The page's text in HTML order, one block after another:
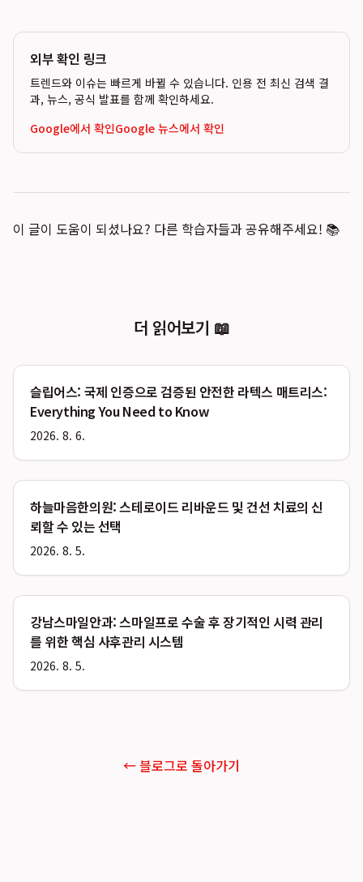
외부 확인 링크
트렌드와 이슈는 빠르게 바뀔 수 있습니다. 인용 전 최신 검색 결
과, 뉴스, 공식 발표를 함께 확인하세요.
Google에서 확인Google 뉴스에서 확인
이 글이 도움이 되셨나요? 다른 학습자들과 공유해주세요! 📚
더 읽어보기 📖
슬립어스: 국제 인증으로 검증된 안전한 라텍스 매트리스:
Everything You Need to Know
2026. 8. 6.
하늘마음한의원: 스테로이드 리바운드 및 건선 치료의 신
뢰할 수 있는 선택
2026. 8. 5.
강남스마일안과: 스마일프로 수술 후 장기적인 시력 관리
를 위한 핵심 사후관리 시스템
2026. 8. 5.
← 블로그로 돌아가기